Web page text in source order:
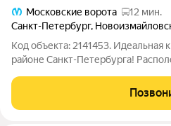
Московские ворота
12 мин.
Санкт-Петербург,
Код объекта: 2141453. Идеальная
районе Санкт-Петербурга!
настоящему наслаждаться
постройки находится в